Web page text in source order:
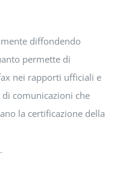
diffondendo
permette di
nei rapporti ufficiali e
comunicazioni che
la certificazione della